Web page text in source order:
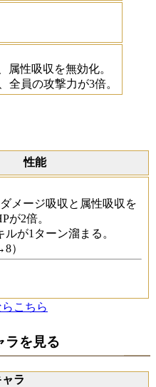
属性吸収を無効化。
全員の攻撃力が3倍。
性能
メージ吸収と属性吸収を
が2倍。
ルが1ターン溜まる。
）
こちら
ラを見る
ラ